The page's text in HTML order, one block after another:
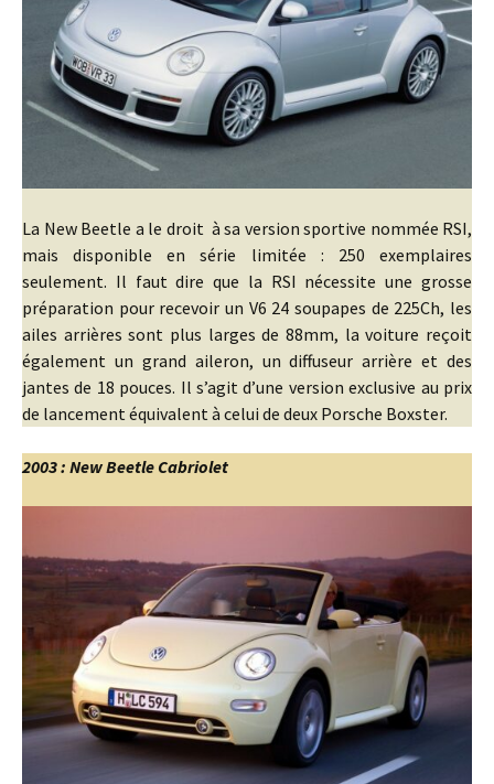
La New Beetle a le droit à sa version sportive nommée RSI,
mais disponible en série limitée : 250 exemplaires
seulement. Il faut dire que la RSI nécessite une grosse
préparation pour recevoir un V6 24 soupapes de 225Ch, les
ailes arrières sont plus larges de 88mm, la voiture reçoit
également un grand aileron, un diffuseur arrière et des
jantes de 18 pouces. Il s’agit d’une version exclusive au prix
de lancement équivalent à celui de deux Porsche Boxster.
2003 : New Beetle Cabriolet